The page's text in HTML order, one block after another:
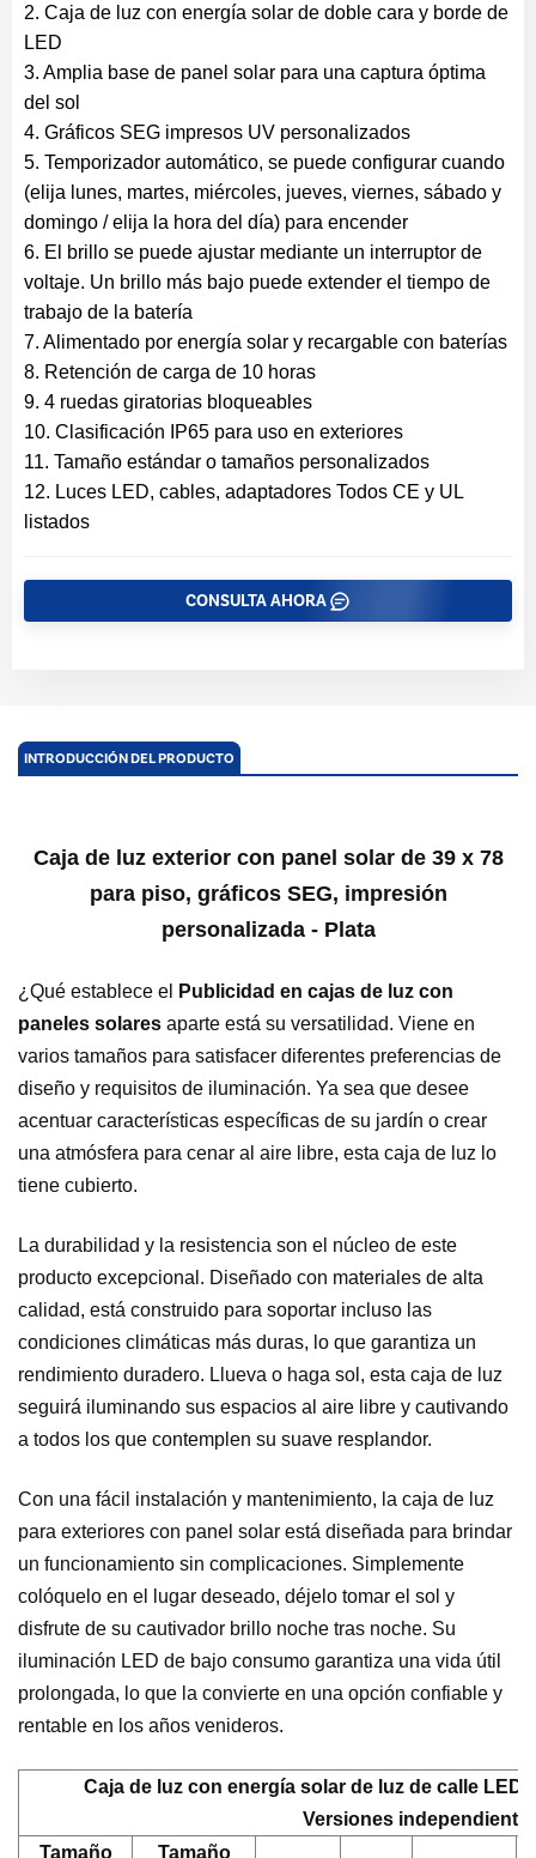
2. Caja de luz con energía solar de doble cara y borde de
LED
3. Amplia base de panel solar para una captura óptima
del sol
4. Gráficos SEG impresos UV personalizados
5. Temporizador automático, se puede configurar cuando
(elija lunes, martes, miércoles, jueves, viernes, sábado y
domingo / elija la hora del día) para encender
6. El brillo se puede ajustar mediante un interruptor de
voltaje. Un brillo más bajo puede extender el tiempo de
trabajo de la batería
7. Alimentado por energía solar y recargable con baterías
8. Retención de carga de 10 horas
9. 4 ruedas giratorias bloqueables
10. Clasificación IP65 para uso en exteriores
11. Tamaño estándar o tamaños personalizados
12. Luces LED, cables, adaptadores Todos CE y UL
listados
CONSULTA AHORA
INTRODUCCIÓN DEL PRODUCTO
Caja de luz exterior con panel solar de 39 x 78
para piso, gráficos SEG, impresión
personalizada - Plata
¿Qué establece el
Publicidad en cajas de luz con
paneles solares aparte está su versatilidad. Viene en
varios tamaños para satisfacer diferentes preferencias de
diseño y requisitos de iluminación. Ya sea que desee
acentuar características específicas de su jardín o crear
una atmósfera para cenar al aire libre, esta caja de luz lo
tiene cubierto.
La durabilidad y la resistencia son el núcleo de este
producto excepcional. Diseñado con materiales de alta
calidad, está construido para soportar incluso las
condiciones climáticas más duras, lo que garantiza un
rendimiento duradero. Llueva o haga sol, esta caja de luz
seguirá iluminando sus espacios al aire libre y cautivando
a todos los que contemplen su suave resplandor.
Con una fácil instalación y mantenimiento, la caja de luz
para exteriores con panel solar está diseñada para brindar
un funcionamiento sin complicaciones. Simplemente
colóquelo en el lugar deseado, déjelo tomar el sol y
disfrute de su cautivador brillo noche tras noche. Su
iluminación LED de bajo consumo garantiza una vida útil
prolongada, lo que la convierte en una opción confiable y
rentable en los años venideros.
Caja de luz con energía solar de luz de calle LED
Versiones
Tamaño
Tamaño